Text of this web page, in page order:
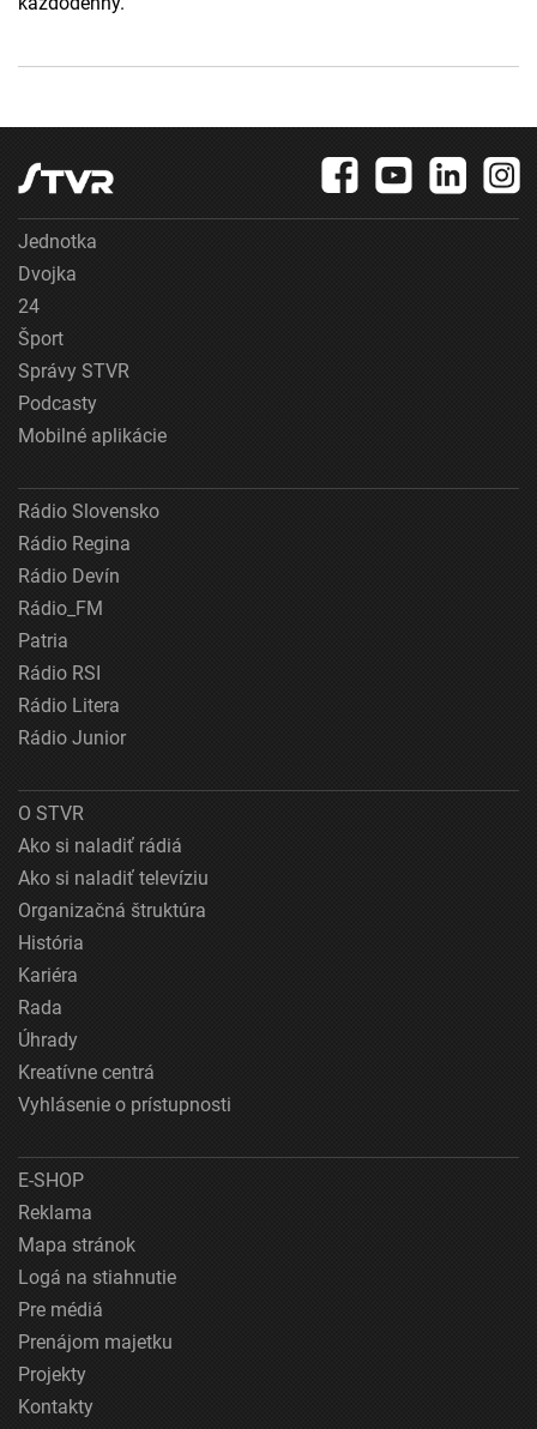
Jednotka
Dvojka
24
Šport
Správy STVR
Podcasty
Mobilné aplikácie
Rádio Slovensko
Rádio Regina
Rádio Devín
Rádio_FM
Patria
Rádio RSI
Rádio Litera
Rádio Junior
O STVR
Ako si naladiť rádiá
Ako si naladiť televíziu
Organizačná štruktúra
História
Kariéra
Rada
Úhrady
Kreatívne centrá
Vyhlásenie o prístupnosti
E-SHOP
Reklama
Mapa stránok
Logá na stiahnutie
Pre médiá
Prenájom majetku
Projekty
Kontakty